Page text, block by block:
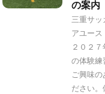
の案内
三重サッ
アユー
２０２
の体験練
ご興味
ださい。